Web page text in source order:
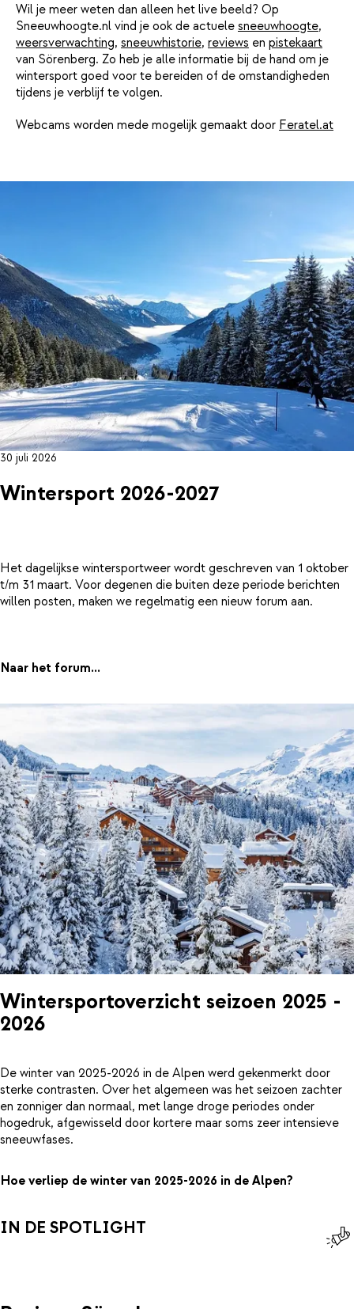
Wil je meer weten dan alleen het live beeld? Op
Sneeuwhoogte.nl vind je ook de actuele sneeuwhoogte,
weersverwachting, sneeuwhistorie, reviews en pistekaart
van Sörenberg. Zo heb je alle informatie bij de hand om je
wintersport goed voor te bereiden of de omstandigheden
tijdens je verblijf te volgen.
Webcams worden mede mogelijk gemaakt door Feratel.at
30 juli 2026
Wintersport 2026-2027
Het dagelijkse wintersportweer wordt geschreven van 1 oktober
t/m 31 maart. Voor degenen die buiten deze periode berichten
willen posten, maken we regelmatig een nieuw forum aan.
Naar het forum...
Wintersportoverzicht seizoen 2025 -
2026
De winter van 2025-2026 in de Alpen werd gekenmerkt door
sterke contrasten. Over het algemeen was het seizoen zachter
en zonniger dan normaal, met lange droge periodes onder
hogedruk, afgewisseld door kortere maar soms zeer intensieve
sneeuwfases.
Hoe verliep de winter van 2025-2026 in de Alpen?
IN DE SPOTLIGHT